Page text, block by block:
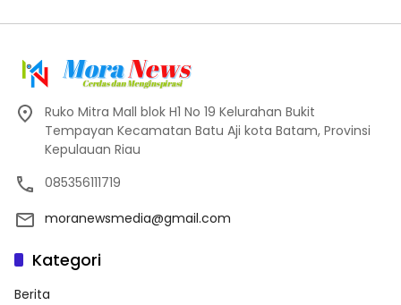
Ruko Mitra Mall blok H1 No 19 Kelurahan Bukit
Tempayan Kecamatan Batu Aji kota Batam, Provinsi
Kepulauan Riau
085356111719
moranewsmedia@gmail.com
Kategori
Berita